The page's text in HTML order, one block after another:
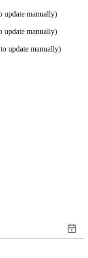
update manually)
update manually)
update manually)